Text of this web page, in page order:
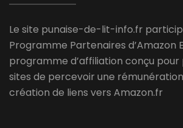
Le site punaise-de-lit-info.fr
Programme Partenaires d’Amazon
programme d’affiliation conçu
sites de percevoir une
création de liens vers Amazon.fr